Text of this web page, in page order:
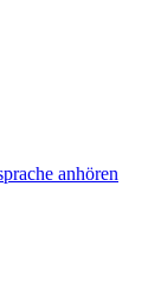
anhören